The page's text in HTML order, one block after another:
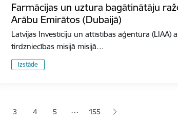
Farmācijas un uztura bagātinātāju
Arābu Emirātos (Dubaijā)
Latvijas Investīciju un attīstības aģentūra (LIAA)
tirdzniecības misijā misijā…
Izstāde
lapaLapa
3 Lapa
4 Lapa
5 … 155